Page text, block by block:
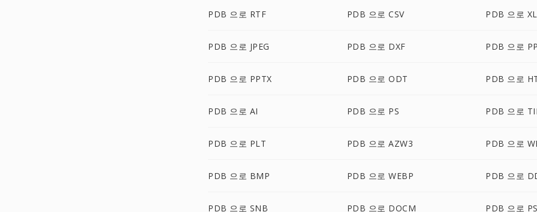
PDB 으로 RTF PDB 으로 CSV PDB 으로
PDB 으로 JPEG PDB 으로 DXF PDB 으로
PDB 으로 PPTX PDB 으로 ODT PDB 으로
PDB 으로 AI PDB 으로 PS PDB 으로
PDB 으로 PLT PDB 으로 AZW3 PDB 으로
PDB 으로 BMP PDB 으로 WEBP PDB 으로
PDB 으로 SNB PDB 으로 DOCM PDB 으로